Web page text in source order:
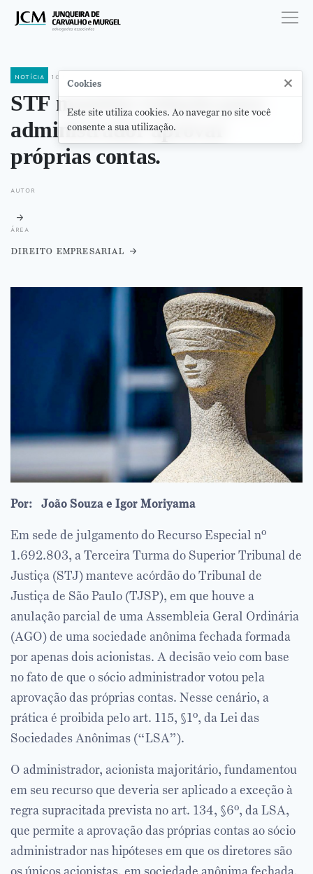
notícia 10 de maio de 2021
STF mantém vedação para
administrador aprovar
próprias contas.
autor
área
direito empresarial
Por: João Souzae Igor Moriyama
Em sede de julgamento do Recurso Especial nº
1.692.803, a Terceira Turma do Superior Tribunal de
Justiça (STJ) manteve acórdão do Tribunal de
Justiça de São Paulo (TJSP), em que houve a
anulação parcial de uma Assembleia Geral Ordinária
(AGO) de uma sociedade anônima fechada formada
por apenas dois acionistas. A decisão veio com base
no fato de que o sócio administrador votou pela
aprovação das próprias contas. Nesse cenário, a
prática é proibida pelo art. 115, §1º, da Lei das
Sociedades Anônimas (“LSA”).
O administrador, acionista majoritário, fundamentou
em seu recurso que deveria ser aplicado a exceção à
regra supracitada prevista no art. 134, §6º, da LSA,
que permite a aprovação das próprias contas ao sócio
administrador nas hipóteses em que os diretores são
Cookies ×
Este site utiliza cookies. Ao navegar no site você
consente a sua utilização.